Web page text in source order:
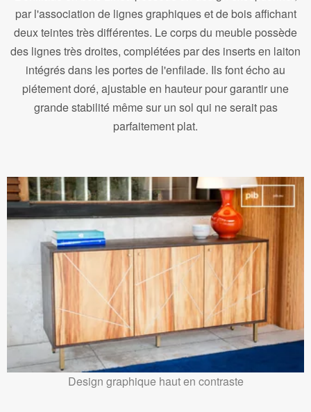
par l'association de lignes graphiques et de bois affichant
deux teintes très différentes. Le corps du meuble possède
des lignes très droites, complétées par des inserts en laiton
intégrés dans les portes de l'enfilade. Ils font écho au
piétement doré, ajustable en hauteur pour garantir une
grande stabilité même sur un sol qui ne serait pas
parfaitement plat.
Design graphique haut en contraste